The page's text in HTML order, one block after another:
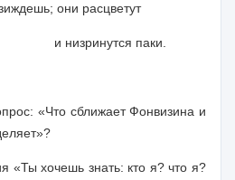
они расцветут
паки.
«Что сближает Фонвизина и
«Ты хочешь знать: кто я? что я?